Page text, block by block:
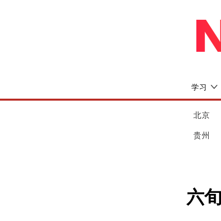
学习
北京
贵州
六